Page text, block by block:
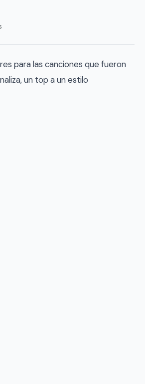
para las canciones que fueron
un top a un estilo